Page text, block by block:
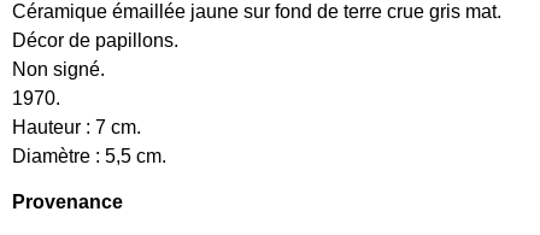
Céramique émaillée jaune sur fond de terre crue gris mat.
Décor de papillons.
Non signé.
1970.
Hauteur : 7 cm.
Diamètre : 5,5 cm.
Provenance